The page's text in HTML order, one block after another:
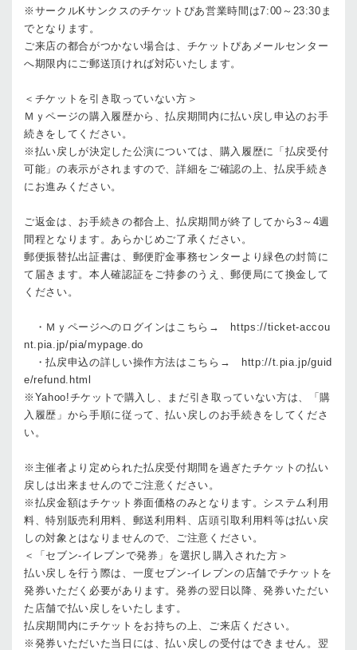
※サークルKサンクスのチケットぴあ営業時間は7:00～23:30ま
でとなります。
ご来店の都合がつかない場合は、チケットぴあメールセンター
へ期限内にご郵送頂ければ対応いたします。
＜チケットを引き取っていない方＞
Ｍｙページの購入履歴から、払戻期間内に払い戻し申込のお手
続きをしてください。
※払い戻しが決定した公演については、購入履歴に「払戻受付
可能」の表示がされますので、詳細をご確認の上、払戻手続き
にお進みください。
ご返金は、お手続きの都合上、払戻期間が終了してから3～4週
間程となります。あらかじめご了承ください。
郵便振替払出証書は、郵便貯金事務センターより緑色の封筒に
て届きます。本人確認証をご持参のうえ、郵便局にて換金して
ください。
・Ｍｙページへのログインはこちら→ https://ticket-accou
nt.pia.jp/pia/mypage.do
・払戻申込の詳しい操作方法はこちら→ http://t.pia.jp/guid
e/refund.html
※Yahoo!チケットで購入し、まだ引き取っていない方は、「購
入履歴」から手順に従って、払い戻しのお手続きをしてくださ
い。
※主催者より定められた払戻受付期間を過ぎたチケットの払い
戻しは出来ませんのでご注意ください。
※払戻金額はチケット券面価格のみとなります。システム利用
料、特別販売利用料、郵送利用料、店頭引取利用料等は払い戻
しの対象とはなりませんので、ご注意ください。
＜「セブン-イレブンで発券」を選択し購入された方＞
払い戻しを行う際は、一度セブン-イレブンの店舗でチケットを
発券いただく必要があります。発券の翌日以降、発券いただい
た店舗で払い戻しをいたします。
払戻期間内にチケットをお持ちの上、ご来店ください。
※発券いただいた当日には、払い戻しの受付はできません。翌